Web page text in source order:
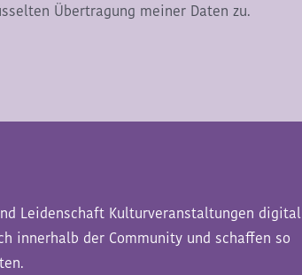
Übertragung meiner Daten zu.
Leidenschaft Kulturveranstaltungen digital
innerhalb der Community und schaffen so